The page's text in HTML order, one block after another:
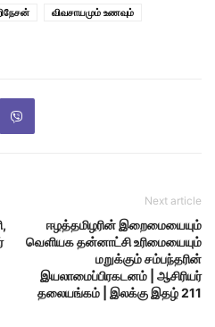
விவசாயமும் உணவும்
Next article
ஈழத்தமிழரின் இறைமையையும்
வெளியக தன்னாட்சி உரிமையையும்
மறுக்கும் சம்பந்தரின்
இயலாமைப்பிரகடனம் | ஆசிரியர்
தலையங்கம் | இலக்கு இதழ் 211